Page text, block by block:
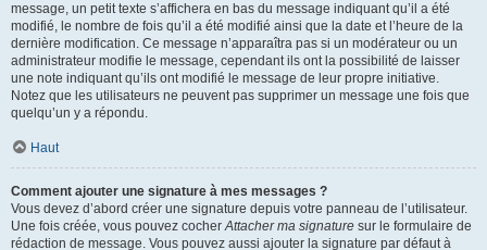
message, un petit texte s’affichera en bas du message indiquant qu’il a été
modifié, le nombre de fois qu’il a été modifié ainsi que la date et l’heure de la
dernière modification. Ce message n’apparaîtra pas si un modérateur ou un
administrateur modifie le message, cependant ils ont la possibilité de laisser
une note indiquant qu’ils ont modifié le message de leur propre initiative.
Notez que les utilisateurs ne peuvent pas supprimer un message une fois que
quelqu’un y a répondu.
Haut
Comment ajouter une signature à mes messages ?
Vous devez d’abord créer une signature depuis votre panneau de l’utilisateur.
Une fois créée, vous pouvez cocherAttacher ma signature sur le formulaire de
rédaction de message. Vous pouvez aussi ajouter la signature par défaut à